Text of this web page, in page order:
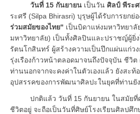
วันที่ 15 กันยายน เป็นวัน ศิลป์ พีระ
ระศรี (Silpa Bhirasri) บุรุษผู้ได้รับการยกย่
ร่วมสมัยของไทย" เป็นบิดาแห่งมหาวิทยาลั
มหาวิทยาลัย) เป็นทั้งศิลปินและปราชญ์ผู้ยิ่
รัตนโกสินทร์ ผู้สร้างความเป็นปึกแผ่นแก่ว
รุ่งเรืองก้าวหน้าตลอดมาจนถึงปัจจุบัน ชีวิ
ท่านนอกจากจะคงค่าในตัวเองแล้ว ยังสะท้
อุปสรรคของการพัฒนาศิลปะในยุคที่ท่านยั
ปกติแล้ว วันที่ 15 กันยายน ในสมัยที่ศ
ชีวิตอยู่ จะถือเป็นวันที่ศิษย์โรงเรียนศิลปศึ